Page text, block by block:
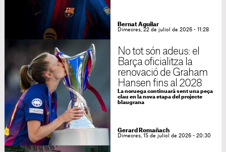
Bernat Aguilar
Dimecres, 22 de juliol de 2026 - 11:28
No tot són adeus: el
Barça oficialitza la
renovació de Graham
Hansen fins al 2028
La noruega continuarà sent una peça
clau en la nova etapa del projecte
blaugrana
Gerard Romañach
Dimecres, 15 de juliol de 2026 - 20:30